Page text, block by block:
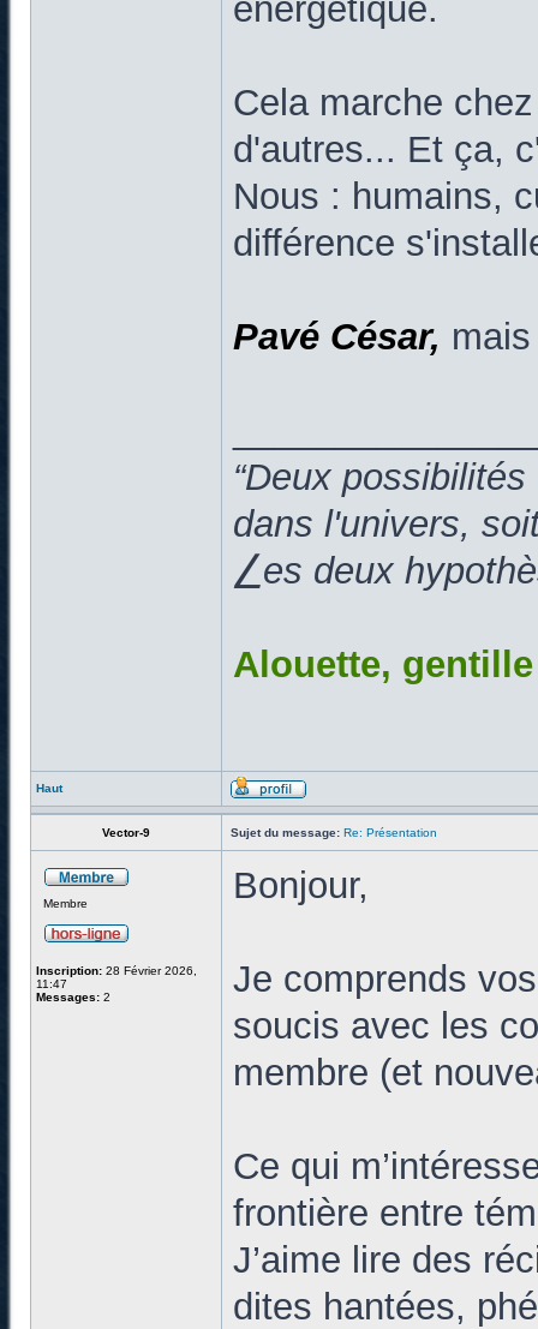
énergétique.
Cela marche
d'autres... Et ça,
Nous : humains,
différence
Pavé César,
“Deux
dans l'univers,
⎳es deux
Alouette,
Haut
Vector-9 Sujet du message: Re: Présentation
Membre
Inscription: 28 Février 2026,
11:47
Messages: 2
Bonjour,
Je comprends
soucis avec les
membre (et
Ce qui
frontière entre
J’aime lire des
dites hantées,